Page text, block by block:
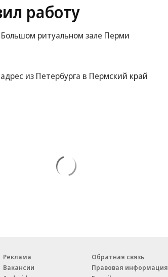
работу
ритуальном зале Перми
из Петербурга в Пермский край
Реклама
Вакансии
Обратная связь
Правовая информация